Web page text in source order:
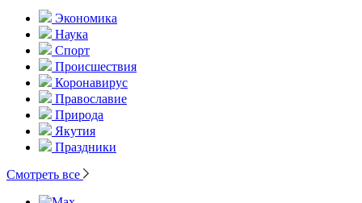
Экономика
Наука
Спорт
Происшествия
Коронавирус
Православие
Природа
Якутия
Праздники
Смотреть все